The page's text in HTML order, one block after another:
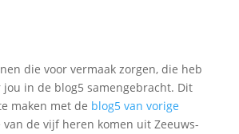
die voor vermaak zorgen, die heb
jou in de blog5 samengebracht. Dit
maken met de blog5 van vorige
de vijf heren komen uit Zeeuws-